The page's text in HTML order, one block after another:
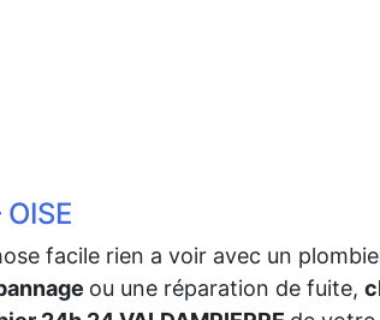
facile rien a voir avec un
ou une réparation de fuite,